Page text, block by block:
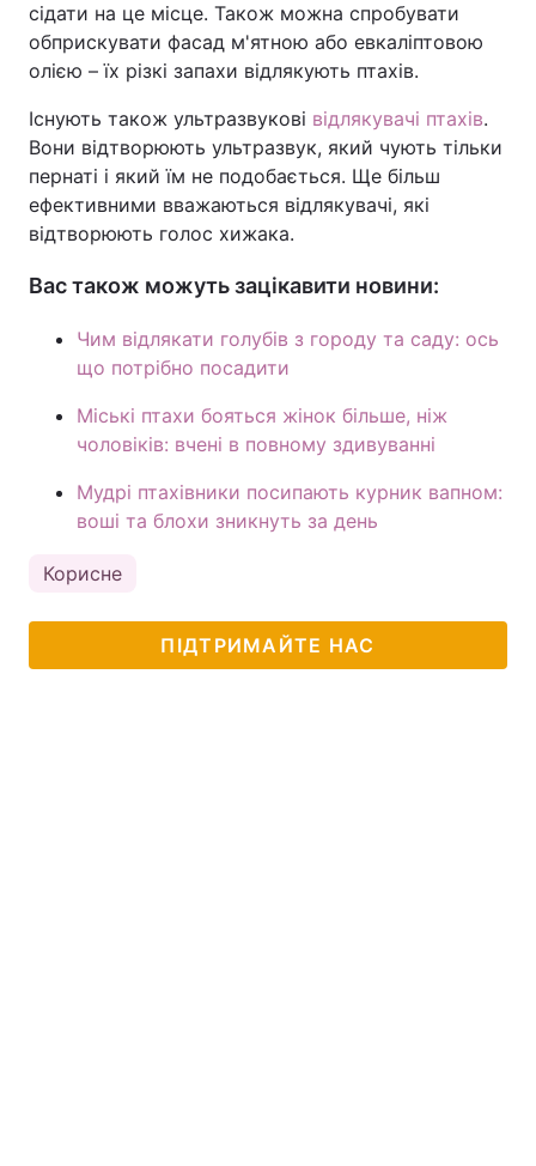
сідати на це місце. Також можна спробувати
обприскувати фасад м'ятною або евкаліптовою
олією – їх різкі запахи відлякують птахів.
Існують також ультразвукові відлякувачі птахів.
Вони відтворюють ультразвук, який чують тільки
пернаті і який їм не подобається. Ще більш
ефективними вважаються відлякувачі, які
відтворюють голос хижака.
Вас також можуть зацікавити новини:
Чим відлякати голубів з городу та саду: ось
що потрібно посадити
Міські птахи бояться жінок більше, ніж
чоловіків: вчені в повному здивуванні
Мудрі птахівники посипають курник вапном:
воші та блохи зникнуть за день
Корисне
ПІДТРИМАЙТЕ НАС